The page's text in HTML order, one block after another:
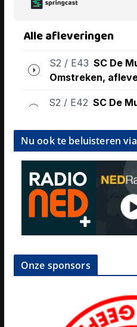
Nu ook te beluisteren via
Onze sponsors